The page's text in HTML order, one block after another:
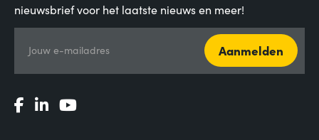
nieuwsbrief voor het laatste nieuws en meer!
Jouw e-mailadres Aanmelden